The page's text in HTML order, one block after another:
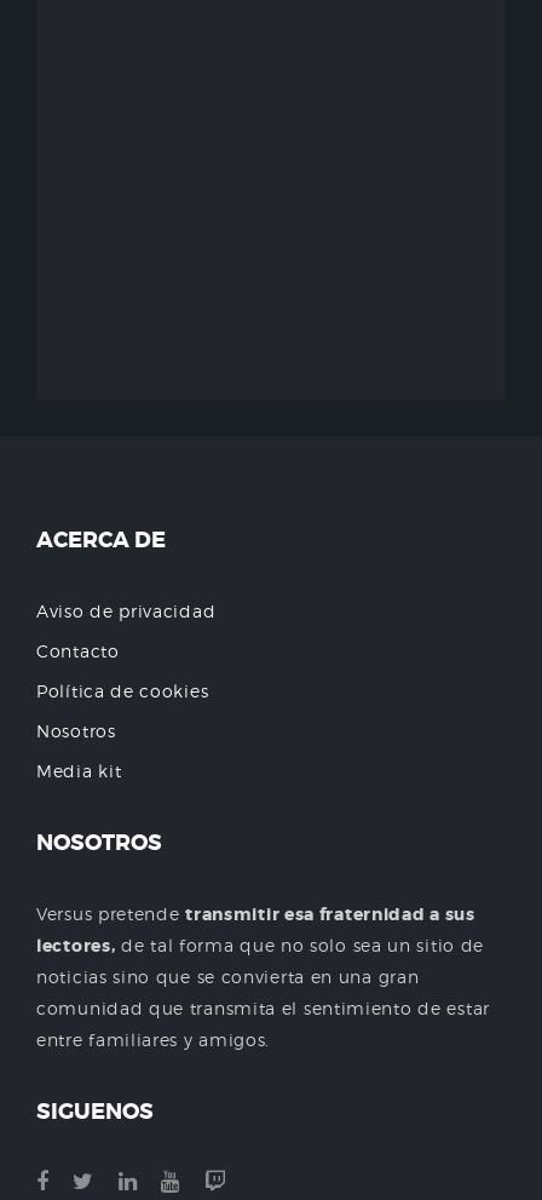
ACERCA DE
Aviso de privacidad
Contacto
Política de cookies
Nosotros
Media kit
NOSOTROS
Versus pretendetransmitir esa fraternidad a sus
lectores, de tal forma que no solo sea un sitio de
noticias sino que se convierta en una gran
comunidad que transmita el sentimiento de estar
entre familiares y amigos.
SIGUENOS